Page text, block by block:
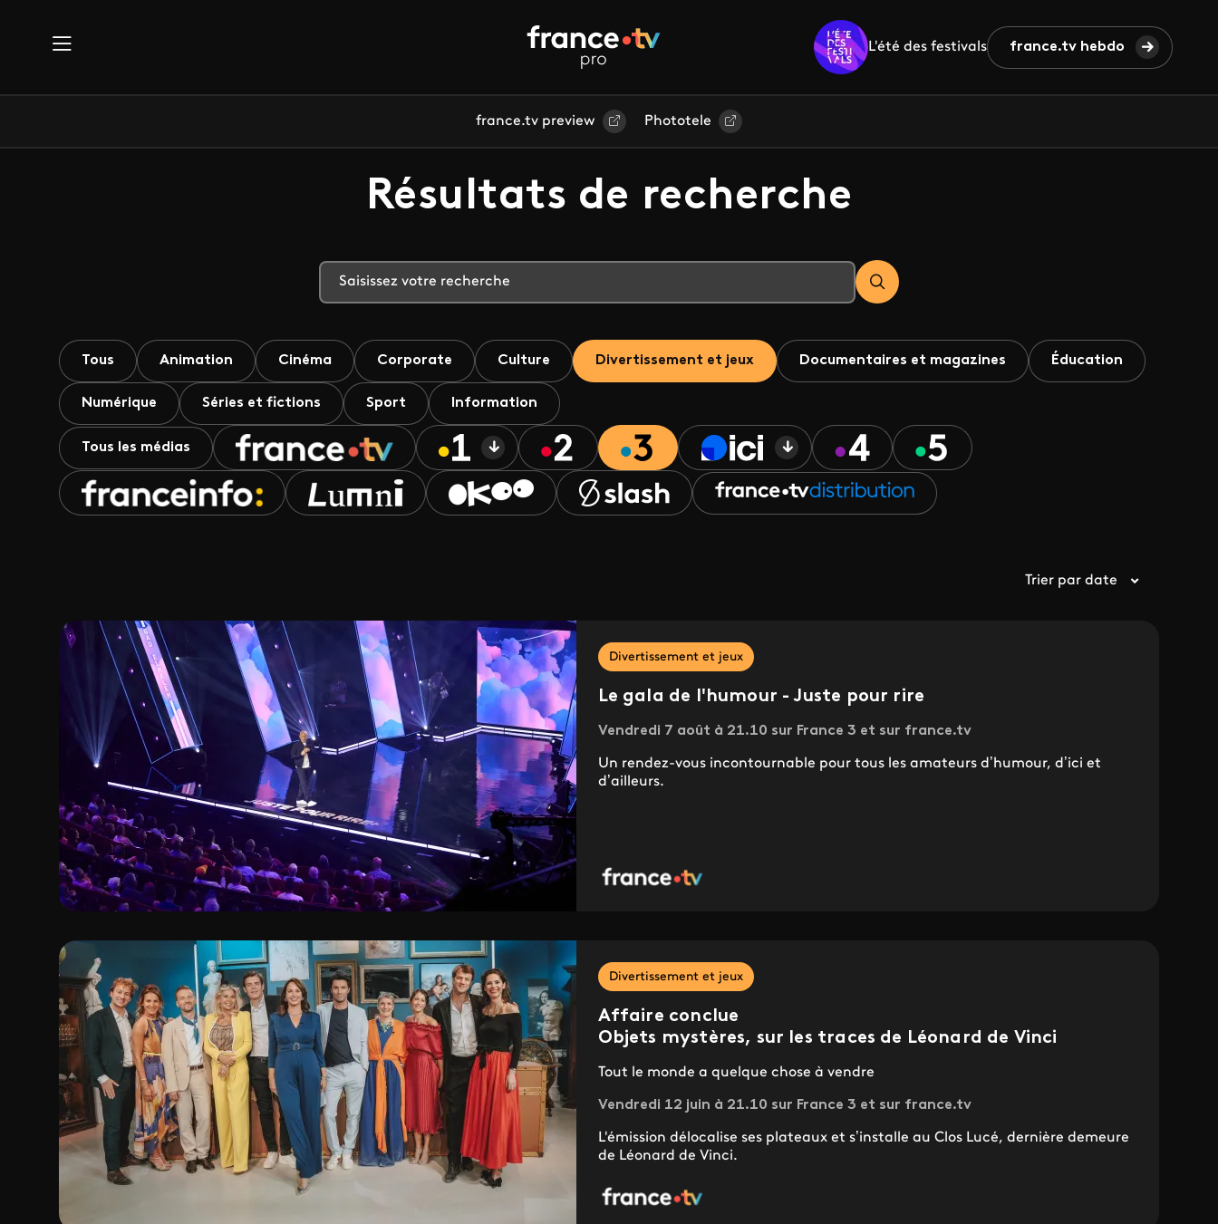
L'été des festivals france.tv hebdo
france.tv preview Phototele
Résultats de recherche
Tous Animation Cinéma Corporate Culture Divertissement et jeux Documentaires et magazines Éducation
Numérique Séries et fictions Sport Information
Tous les médias
Trier par date
Divertissement et jeux
Le gala de l'humour - Juste pour rire
Vendredi 7 août à 21.10 sur France 3 et sur france.tv
Un rendez-vous incontournable pour tous les amateurs d’humour, d’ici et
d’ailleurs.
Divertissement et jeux
Affaire conclue
Objets mystères, sur les traces de Léonard de Vinci
Tout le monde a quelque chose à vendre
Vendredi 12 juin à 21.10 sur France 3 et sur france.tv
L'émission délocalise ses plateaux et s’installe au Clos Lucé, dernière demeure
de Léonard de Vinci.